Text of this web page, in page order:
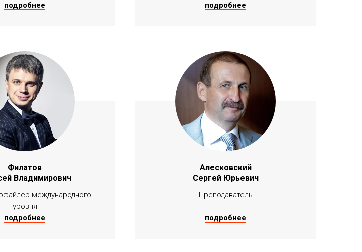
подробнее подробнее
Филатов
Владимирович
международного
уровня
подробнее
Алесковский
Сергей Юрьевич
Преподаватель
подробнее